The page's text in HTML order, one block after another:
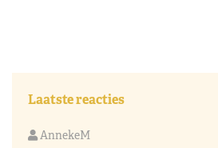
Laatste reacties
AnnekeM